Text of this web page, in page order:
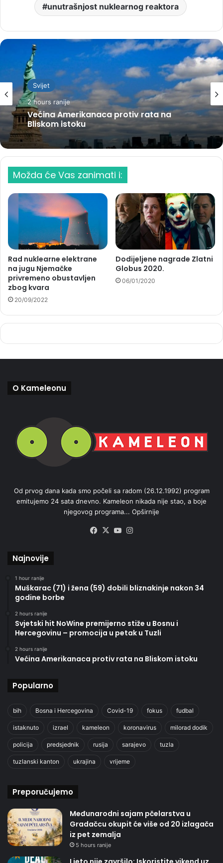
unutrašnjost nuklearnog reaktora
Svijet
2 hours ranije
Većina Amerikanaca protiv rata na
Bliskom istoku
Možda će Vas zanimati i:
Rad nuklearne elektrane
na jugu Njemačke
privremeno obustavljen
zbog kvara
20/09/2022
Dodijeljene nagrade Zlatni
Globus 2020.
06/01/2020
O Kameleonu
Od prvog dana kada smo počeli sa radom (26.12.1992) program
emitujemo 24 sata dnevno. Kameleon nikada nije stao, a boje
njegovog programa... Opširnije
Facebook
X YouTube
Najnovije
1 hour ranije
Muškarac (71) i žena (59) dobili bliznakinje nakon 34
godine borbe
2 hours ranije
Svjetski hit NoWine premijerno stiže u Bosnu i
Hercegovinu – promocija u petak u Tuzli
2 hours ranije
Većina Amerikanaca protiv rata na Bliskom istoku
Popularno
bih Bosna i Hercegovina Covid-19 fokus fudbal
istaknuto izrael kameleon koronavirus milorad dodik
policija predsjednik rusija sarajevo tuzla
tuzlanski kanton ukrajina vrijeme
Preporučujemo
Međunarodni sajam pčelarstva u
Gradačcu okupit će više od 20 izlagača
iz pet zemalja
5 hours ranije